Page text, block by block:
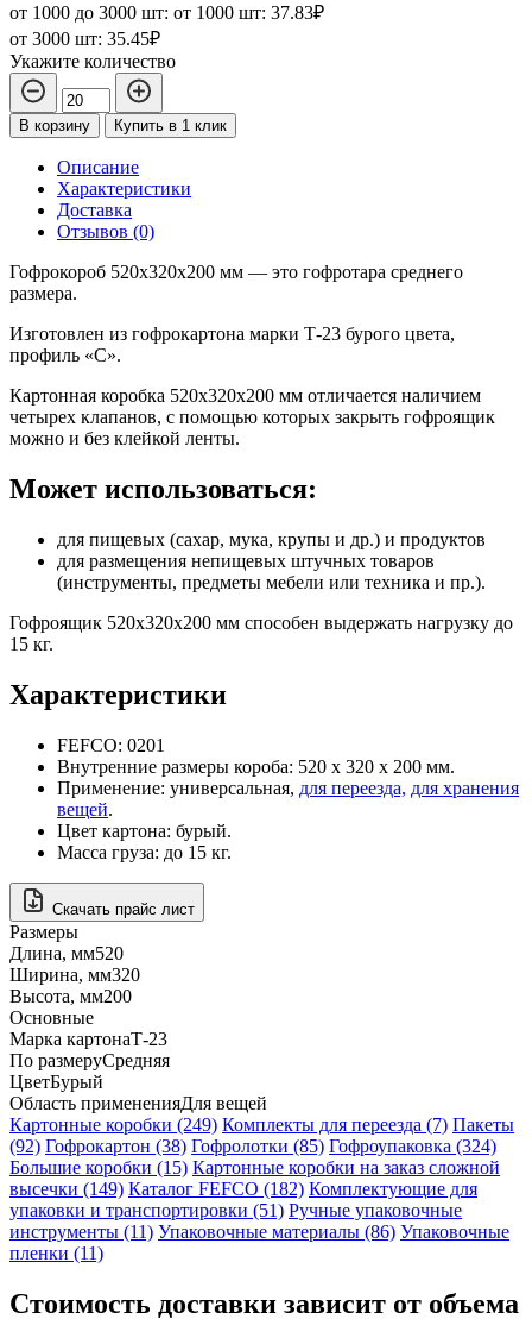
от 1000 до 3000 шт: от 1000 шт: 37.83₽
от 3000 шт: 35.45₽
Укажите количество
В корзину Купить в 1 клик
Описание
Характеристики
Доставка
Отзывов (0)
Гофрокороб 520х320х200 мм — это гофротара среднего
размера.
Изготовлен из гофрокартона марки Т-23 бурого цвета,
профиль «С».
Картонная коробка 520х320х200 мм отличается наличием
четырех клапанов, с помощью которых закрыть гофроящик
можно и без клейкой ленты.
Может использоваться:
для пищевых (сахар, мука, крупы и др.) и продуктов
для размещения непищевых штучных товаров
(инструменты, предметы мебели или техника и пр.).
Гофроящик 520х320х200 мм способен выдержать нагрузку до
15 кг.
Характеристики
FEFCO: 0201
Внутренние размеры короба: 520 х 320 х 200 мм.
Применение: универсальная, для переезда, для хранения
вещей.
Цвет картона: бурый.
Масса груза: до 15 кг.
Скачать прайс лист
Размеры
Длина, мм520
Ширина, мм320
Высота, мм200
Основные
Марка картонаТ-23
По размеруСредняя
ЦветБурый
Область примененияДля вещей
Картонные коробки (249) Комплекты для переезда (7) Пакеты
(92) Гофрокартон (38) Гофролотки (85) Гофроупаковка (324)
Большие коробки (15) Картонные коробки на заказ сложной
высечки (149) Каталог FEFCO (182) Комплектующие для
упаковки и транспортировки (51) Ручные упаковочные
инструменты (11) Упаковочные материалы (86) Упаковочные
пленки (11)
Стоимость доставки зависит от объема